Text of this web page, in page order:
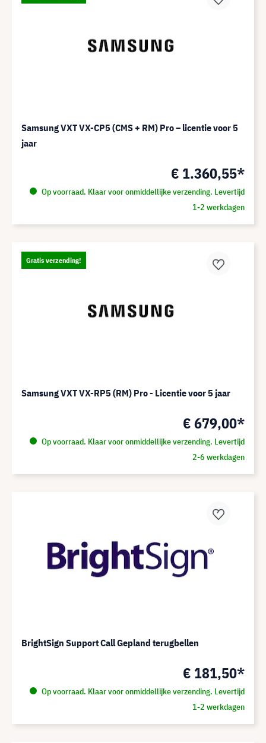
Samsung VXT VX-CP5 (CMS + RM) Pro – licentie voor 5
jaar
€ 1.360,55*
Op voorraad. Klaar voor onmiddellijke verzending. Levertijd
1-2 werkdagen
Gratis verzending!
Samsung VXT VX-RP5 (RM) Pro - Licentie voor 5 jaar
€ 679,00*
Op voorraad. Klaar voor onmiddellijke verzending. Levertijd
2-6 werkdagen
BrightSign Support Call Gepland terugbellen
€ 181,50*
Op voorraad. Klaar voor onmiddellijke verzending. Levertijd
1-2 werkdagen